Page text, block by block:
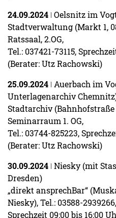
24.09.2024 ǀ Oelsnitz im
Stadtverwaltung (Markt 1,
Ratssaal, 2.OG,
Tel.: 037421-73115,
(Berater: Utz Rachowski)
25.09.2024 ǀ Auerbach im
Unterlagenarchiv
Stadtarchiv (Bahnhofstraße
Seminarraum 1. OG,
Tel.: 03744-825223,
(Berater: Utz Rachowski)
30.09.2024 ǀ Niesky (mit
Dresden)
„direkt ansprechBar“
Niesky), Tel.: 03588-2939266,
Sprechzeit 09:00 bis 16:00